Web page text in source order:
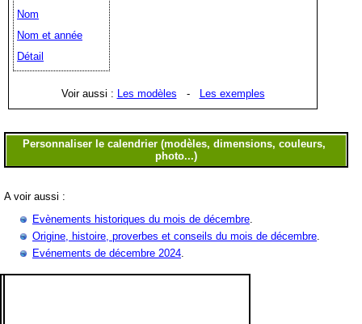
Nom
Nom et année
Détail
Voir aussi : Les modèles - Les exemples
A voir aussi :
Evènements historiques du mois de décembre.
Origine, histoire, proverbes et conseils du mois de décembre.
Evénements de décembre 2024.